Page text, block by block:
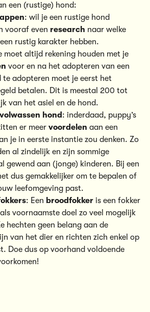
een (rustige) hond:
: wil je een rustige hond
vooraf even research naar welke
rustig karakter hebben.
moet altijd rekening houden met je
voor en na het adopteren van een
te adopteren moet je eerst het
betalen. Dit is meestal 200 tot
van het asiel en de hond.
hond : inderdaad, puppy’s
er meer voordelen aan een
je in eerste instantie zou denken. Zo
al zindelijk en zijn sommige
gewend aan (jonge) kinderen. Bij een
dus gemakkelijker om te bepalen of
leefomgeving past.
: Een broodfokker is een fokker
voornaamste doel zo veel mogelijk
hechten geen belang aan de
van het dier en richten zich enkel op
Doe dus op voorhand voldoende